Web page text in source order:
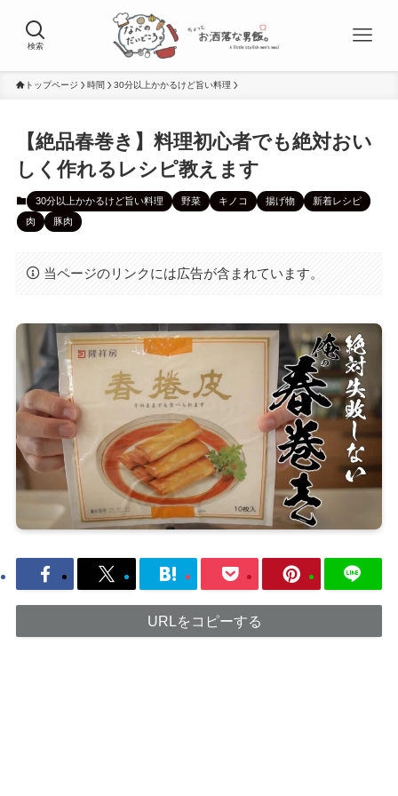
検索
トップページ 時間 30分以上かかるけど旨い料理
【絶品春巻き】料理初心者でも絶対おい
しく作れるレシピ教えます
30分以上かかるけど旨い料理 野菜 キノコ 揚げ物
新着レシピ
肉
豚肉
当ページのリンクには広告が含まれています。
URLをコピーする